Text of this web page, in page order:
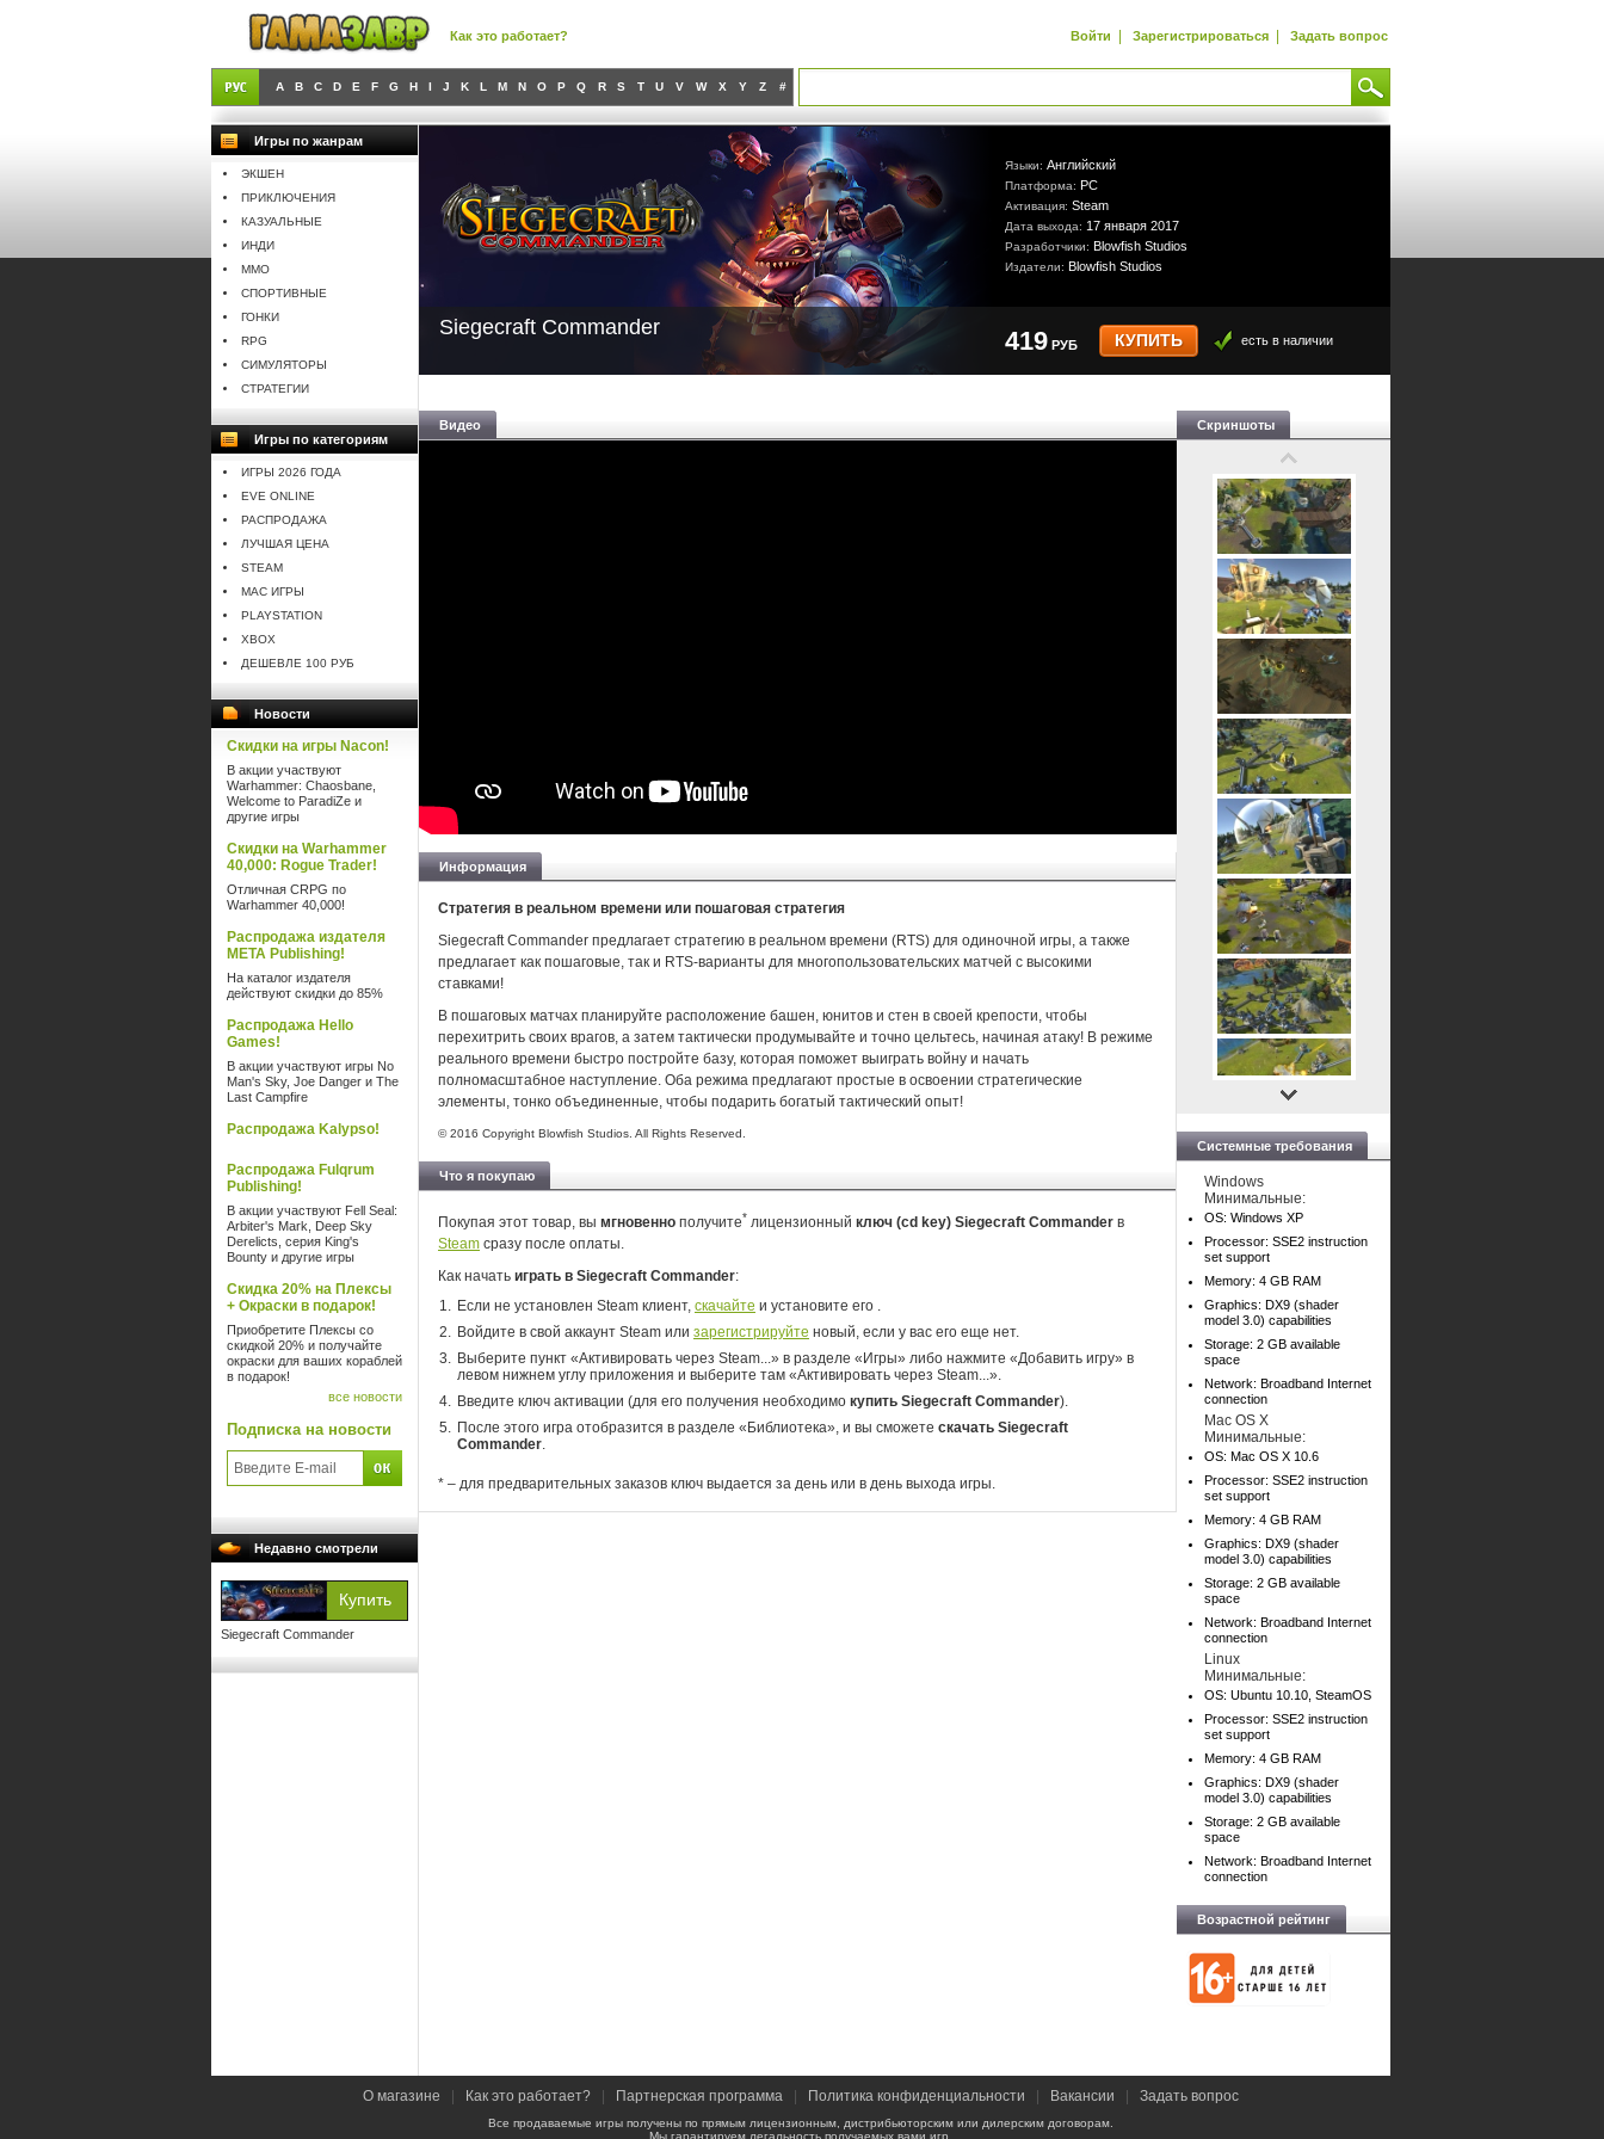
Как это работает? Войти | Зарегистрироваться | Задать вопрос
A B C D E F G H I J K L M N O P Q R S T U V W X Y Z #
Игры по жанрам
ЭКШЕН
ПРИКЛЮЧЕНИЯ
КАЗУАЛЬНЫЕ
ИНДИ
MMO
СПОРТИВНЫЕ
ГОНКИ
RPG
СИМУЛЯТОРЫ
СТРАТЕГИИ
Игры по категориям
ИГРЫ 2026 ГОДА
EVE ONLINE
РАСПРОДАЖА
ЛУЧШАЯ ЦЕНА
STEAM
MAC ИГРЫ
PLAYSTATION
XBOX
ДЕШЕВЛЕ 100 РУБ
Новости
Скидки на игры Nacon!
В акции участвуют
Warhammer: Chaosbane,
Welcome to ParadiZe и
другие игры
Скидки на Warhammer
40,000: Rogue Trader!
Отличная CRPG по
Warhammer 40,000!
Распродажа издателя
META Publishing!
На каталог издателя
действуют скидки до 85%
Распродажа Hello
Games!
В акции участвуют игры No
Man's Sky, Joe Danger и The
Last Campfire
Распродажа Kalypso!
Распродажа Fulqrum
Publishing!
В акции участвуют Fell Seal:
Arbiter's Mark, Deep Sky
Derelicts, серия King's
Bounty и другие игры
Скидка 20% на Плексы
+ Окраски в подарок!
Приобретите Плексы со
скидкой 20% и получайте
окраски для ваших кораблей
в подарок!
все новости
Подписка на новости
Недавно смотрели
Siegecraft Commander
Языки: Английский
Платформа: PC
Активация: Steam
Дата выхода: 17 января 2017
Разработчики: Blowfish Studios
Издатели: Blowfish Studios
Siegecraft Commander 419 РУБ КУПИТЬ есть в наличии
Видео
Информация
Стратегия в реальном времени или пошаговая стратегия
Siegecraft Commander предлагает стратегию в реальном времени (RTS) для одиночной игры, а также
предлагает как пошаговые, так и RTS-варианты для многопользовательских матчей с высокими
ставками!
В пошаговых матчах планируйте расположение башен, юнитов и стен в своей крепости, чтобы
перехитрить своих врагов, а затем тактически продумывайте и точно цельтесь, начиная атаку! В режиме
реального времени быстро постройте базу, которая поможет выиграть войну и начать
полномасштабное наступление. Оба режима предлагают простые в освоении стратегические
элементы, тонко объединенные, чтобы подарить богатый тактический опыт!
© 2016 Copyright Blowfish Studios. All Rights Reserved.
Что я покупаю
Покупая этот товар, вы мгновенно получите* лицензионный ключ (cd key) Siegecraft Commander в
Steam сразу после оплаты.
Как начать играть в Siegecraft Commander:
Если не установлен Steam клиент, скачайте и установите его .
Войдите в свой аккаунт Steam или зарегистрируйте новый, если у вас его еще нет.
Выберите пункт «Активировать через Steam...» в разделе «Игры» либо нажмите «Добавить игру» в
левом нижнем углу приложения и выберите там «Активировать через Steam...».
Введите ключ активации (для его получения необходимо купить Siegecraft Commander).
После этого игра отобразится в разделе «Библиотека», и вы сможете скачать Siegecraft
Commander.
* – для предварительных заказов ключ выдается за день или в день выхода игры.
Скриншоты
Системные требования
Windows
Минимальные:
OS: Windows XP
Processor: SSE2 instruction
set support
Memory: 4 GB RAM
Graphics: DX9 (shader
model 3.0) capabilities
Storage: 2 GB available
space
Network: Broadband Internet
connection
Mac OS X
Минимальные:
OS: Mac OS X 10.6
Processor: SSE2 instruction
set support
Memory: 4 GB RAM
Graphics: DX9 (shader
model 3.0) capabilities
Storage: 2 GB available
space
Network: Broadband Internet
connection
Linux
Минимальные:
OS: Ubuntu 10.10, SteamOS
Processor: SSE2 instruction
set support
Memory: 4 GB RAM
Graphics: DX9 (shader
model 3.0) capabilities
Storage: 2 GB available
space
Network: Broadband Internet
connection
Возрастной рейтинг
О магазине Как это работает? Партнерская программа Политика конфиденциальности Вакансии Задать вопрос
Все продаваемые игры получены по прямым лицензионным, дистрибьюторским или дилерским договорам.
Мы гарантируем легальность получаемых вами игр.